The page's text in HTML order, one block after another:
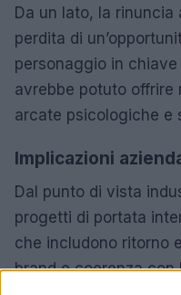
Da un lato, la
perdita di
personaggio in
avrebbe potuto
arcate psicologiche e
Implicazioni
Dal punto di vista
progetti di portata
che includono ritorno
brand e coerenza